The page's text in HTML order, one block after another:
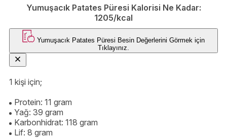
Yumuşacık Patates Püresi Kalorisi Ne Kadar:
1205/kcal
Yumuşacık Patates Püresi
Besin Değerlerini Görmek için
Tıklayınız.
1 kişi için;
Protein: 11 gram
Yağ: 39 gram
Karbonhidrat: 118 gram
Lif: 8 gram